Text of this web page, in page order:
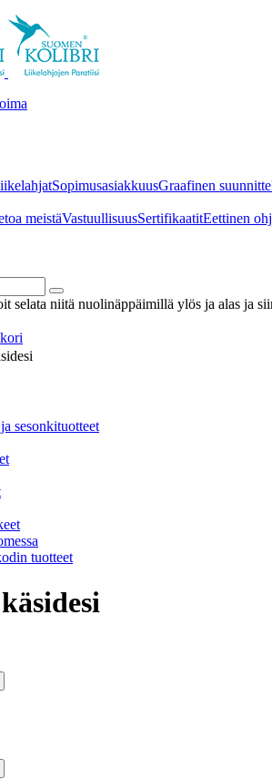
SopimusasiakkuusGraafinen
meistäVastuullisuusSertifikaatitEettinen
selata niitä nuolinäppäimillä ylös ja alas ja
sesonkituotteet
tuotteet